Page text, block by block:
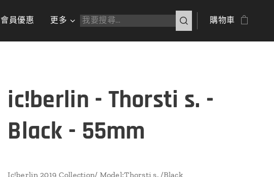
會員優惠 更多 購物車
ic!berlin - Thorsti s. -
Black - 55mm
Ic!berlin 2019 Collection/ Model:Thorsti s. /Black